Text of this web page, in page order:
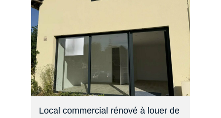
Local commercial rénové à louer de